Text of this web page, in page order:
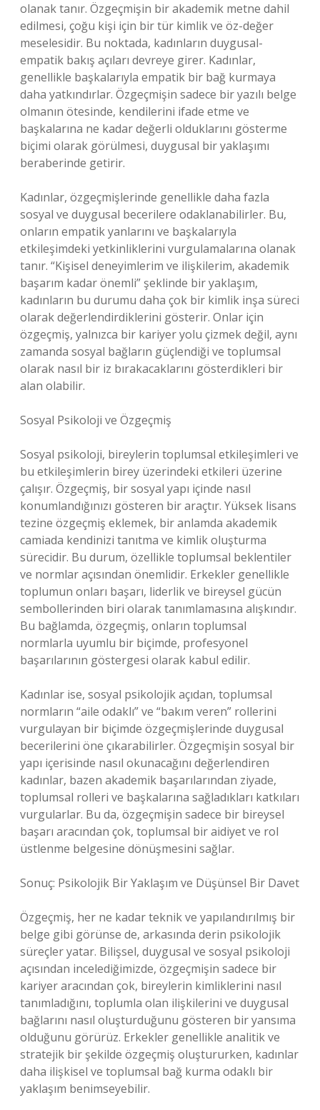
olanak tanır. Özgeçmişin bir akademik metne dahil
edilmesi, çoğu kişi için bir tür kimlik ve öz-değer
meselesidir. Bu noktada, kadınların duygusal-
empatik bakış açıları devreye girer. Kadınlar,
genellikle başkalarıyla empatik bir bağ kurmaya
daha yatkındırlar. Özgeçmişin sadece bir yazılı belge
olmanın ötesinde, kendilerini ifade etme ve
başkalarına ne kadar değerli olduklarını gösterme
biçimi olarak görülmesi, duygusal bir yaklaşımı
beraberinde getirir.
Kadınlar, özgeçmişlerinde genellikle daha fazla
sosyal ve duygusal becerilere odaklanabilirler. Bu,
onların empatik yanlarını ve başkalarıyla
etkileşimdeki yetkinliklerini vurgulamalarına olanak
tanır. “Kişisel deneyimlerim ve ilişkilerim, akademik
başarım kadar önemli” şeklinde bir yaklaşım,
kadınların bu durumu daha çok bir kimlik inşa süreci
olarak değerlendirdiklerini gösterir. Onlar için
özgeçmiş, yalnızca bir kariyer yolu çizmek değil, aynı
zamanda sosyal bağların güçlendiği ve toplumsal
olarak nasıl bir iz bırakacaklarını gösterdikleri bir
alan olabilir.
Sosyal Psikoloji ve Özgeçmiş
Sosyal psikoloji, bireylerin toplumsal etkileşimleri ve
bu etkileşimlerin birey üzerindeki etkileri üzerine
çalışır. Özgeçmiş, bir sosyal yapı içinde nasıl
konumlandığınızı gösteren bir araçtır. Yüksek lisans
tezine özgeçmiş eklemek, bir anlamda akademik
camiada kendinizi tanıtma ve kimlik oluşturma
sürecidir. Bu durum, özellikle toplumsal beklentiler
ve normlar açısından önemlidir. Erkekler genellikle
toplumun onları başarı, liderlik ve bireysel gücün
sembollerinden biri olarak tanımlamasına alışkındır.
Bu bağlamda, özgeçmiş, onların toplumsal
normlarla uyumlu bir biçimde, profesyonel
başarılarının göstergesi olarak kabul edilir.
Kadınlar ise, sosyal psikolojik açıdan, toplumsal
normların “aile odaklı” ve “bakım veren” rollerini
vurgulayan bir biçimde özgeçmişlerinde duygusal
becerilerini öne çıkarabilirler. Özgeçmişin sosyal bir
yapı içerisinde nasıl okunacağını değerlendiren
kadınlar, bazen akademik başarılarından ziyade,
toplumsal rolleri ve başkalarına sağladıkları katkıları
vurgularlar. Bu da, özgeçmişin sadece bir bireysel
başarı aracından çok, toplumsal bir aidiyet ve rol
üstlenme belgesine dönüşmesini sağlar.
Sonuç: Psikolojik Bir Yaklaşım ve Düşünsel Bir Davet
Özgeçmiş, her ne kadar teknik ve yapılandırılmış bir
belge gibi görünse de, arkasında derin psikolojik
süreçler yatar. Bilişsel, duygusal ve sosyal psikoloji
açısından incelediğimizde, özgeçmişin sadece bir
kariyer aracından çok, bireylerin kimliklerini nasıl
tanımladığını, toplumla olan ilişkilerini ve duygusal
bağlarını nasıl oluşturduğunu gösteren bir yansıma
olduğunu görürüz. Erkekler genellikle analitik ve
stratejik bir şekilde özgeçmiş oluştururken, kadınlar
daha ilişkisel ve toplumsal bağ kurma odaklı bir
yaklaşım benimseyebilir.